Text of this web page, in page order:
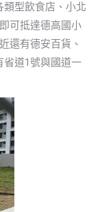
型飲食店、小北
可抵達德高國小
還有德安百貨、
省道1號與國道一